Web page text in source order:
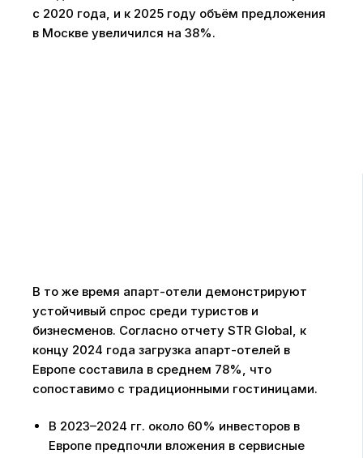
с 2020 года, и к 2025 году объём предложения
в Москве увеличился на 38%.
В то же время апарт-отели демонстрируют
устойчивый спрос среди туристов и
бизнесменов. Согласно отчету STR Global, к
концу 2024 года загрузка апарт-отелей в
Европе составила в среднем 78%, что
сопоставимо с традиционными гостиницами.
В 2023–2024 гг. около 60% инвесторов в
Европе предпочли вложения в сервисные